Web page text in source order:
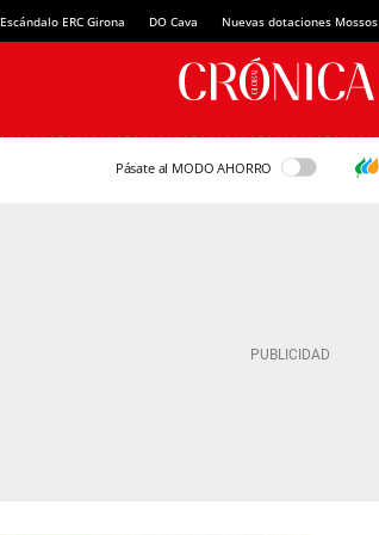
Escándalo ERC Girona DO Cava Nuevas dotaciones Mossos
Pásate al MODO AHORRO